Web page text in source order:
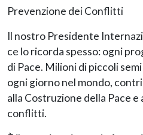
Prevenzione dei Conflitti
Il nostro Presidente
ce lo ricorda spesso: ogni
di Pace. Milioni di piccoli
ogni giorno nel mondo,
alla Costruzione della Pace
conflitti.